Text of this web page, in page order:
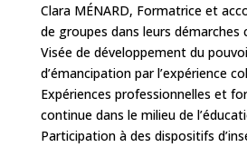
Clara MÉNARD, Formatrice et
de groupes dans leurs démarches
Visée de développement du
d’émancipation par l’expérience
Expériences professionnelles et
continue dans le milieu de
Participation à des dispositifs